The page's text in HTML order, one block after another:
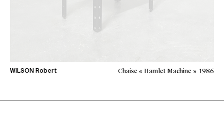
WILSON Robert Chaise « Hamlet Machine » 1986